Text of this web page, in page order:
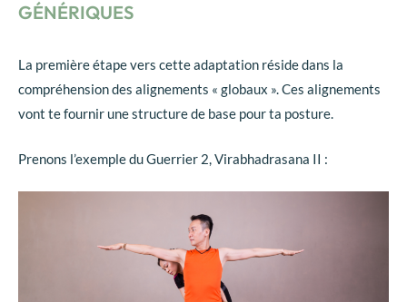
GÉNÉRIQUES
La première étape vers cette adaptation réside dans la
compréhension des alignements « globaux ». Ces alignements
vont te fournir une structure de base pour ta posture.
Prenons l’exemple du Guerrier 2, Virabhadrasana II :